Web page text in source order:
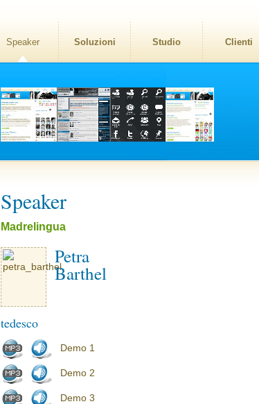
Speaker Soluzioni Studio Clienti
Speaker
Madrelingua
Petra
Barthel
tedesco
Demo 1
Demo 2
Demo 3